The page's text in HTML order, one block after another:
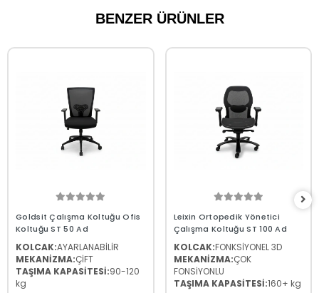
BENZER ÜRÜNLER
Goldsit Çalışma Koltuğu Ofis
Koltuğu ST 50 Ad
KOLCAK:AYARLANABİLİR
MEKANİZMA:ÇİFT
TAŞIMA KAPASİTESİ:90-120
kg
Leixin Ortopedik Yönetici
Çalışma Koltuğu ST 100 Ad
KOLCAK:FONKSİYONEL 3D
MEKANİZMA:ÇOK
FONSİYONLU
TAŞIMA KAPASİTESİ:160+ kg